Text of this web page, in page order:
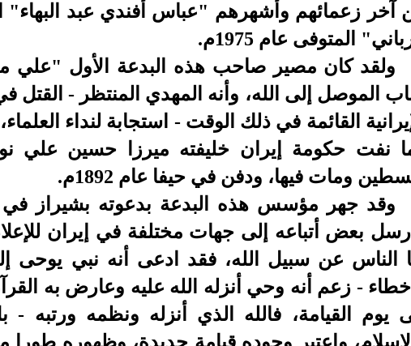
المتوفى عام 1975م
.
ولقد كان مصير صاحب هذه البدعة الأول "علي
الموصل
القائمة في ذلك الوقت - استجابة لنداء
نفت حكومة إيران خليفته ميرزا حسين علي
ومات فيها، ودفن في حيفا عام 1892م
.
وقد جهر مؤسس هذه البدعة بدعوته بشيراز في
بعض أتباعه
لى جهات مختلفة في إيران
الناس عن سبيل الله، فقد ادعى أنه نبي يوحى
- زعم أنه وحي أنزله الله عليه وعارض به
يوم القيامة، فالله الذي أنزله ونظمه